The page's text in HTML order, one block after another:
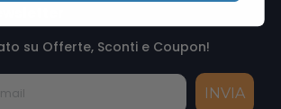
su Offerte, Sconti e Coupon!
INVIA